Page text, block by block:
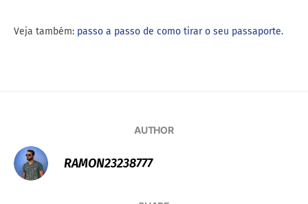
Veja também: passo a passo de como tirar o seu passaporte.
AUTHOR
RAMON23238777